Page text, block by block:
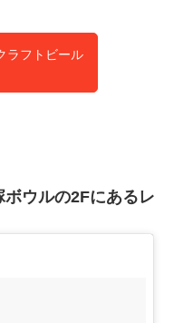
ラフトビール
ボウルの2Fにあるレ